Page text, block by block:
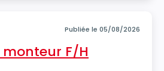
Publiée le 05/08/2026
F/H